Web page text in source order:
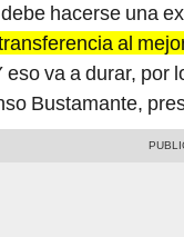
hacerse una
al
va a durar, por
Bustamante,